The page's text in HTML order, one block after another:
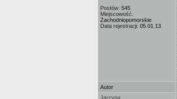
Postów: 545
Miejscowość:
Zachodniopomorskie
Data rejestracji: 05.01.13
Autor
Jarzyna